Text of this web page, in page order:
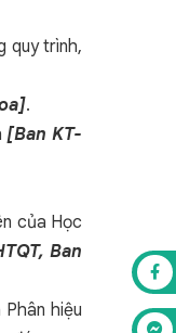
quy trình,
.
[Ban KT-
của Học
Ban
hiệu